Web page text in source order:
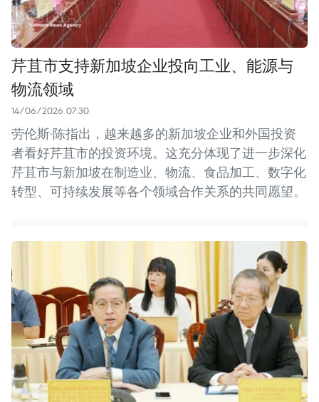
芹苴市支持新加坡企业投向工业、能源与
物流领域
14/06/2026 07:30
劳伦斯·陈指出，越来越多的新加坡企业和外国投资
者看好芹苴市的投资环境。这充分体现了进一步深化
芹苴市与新加坡在制造业、物流、食品加工、数字化
转型、可持续发展等各个领域合作关系的共同愿望。